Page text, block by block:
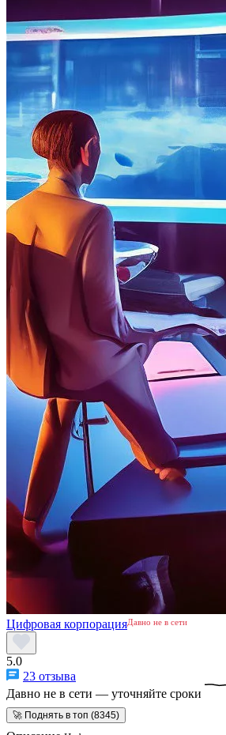
Цифровая корпорацияДавно не в сети
5.0
23 отзыва
Давно не в сети — уточняйте сроки
🚀 Поднять в топ (8345)